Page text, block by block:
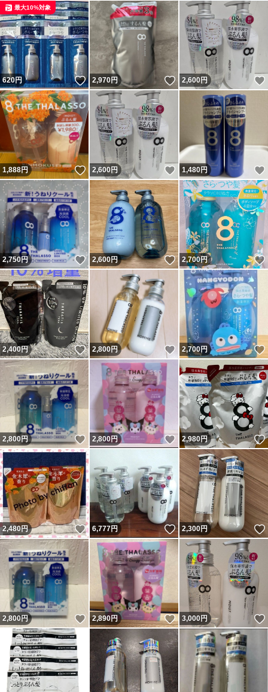
620円 いいね！
最大10%対象
2,970円 いいね！
2,600円
1,888円 いいね！
2,600円 いいね！
1,480円
2,750円 いいね！
2,600円 いいね！
2,700円
2,400円 いいね！
2,800円 いいね！
2,700円
2,800円 いいね！
2,800円 いいね！
2,980円
2,480円 いいね！
6,777円 いいね！
2,300円
2,800円 いいね！
2,890円 いいね！
3,000円